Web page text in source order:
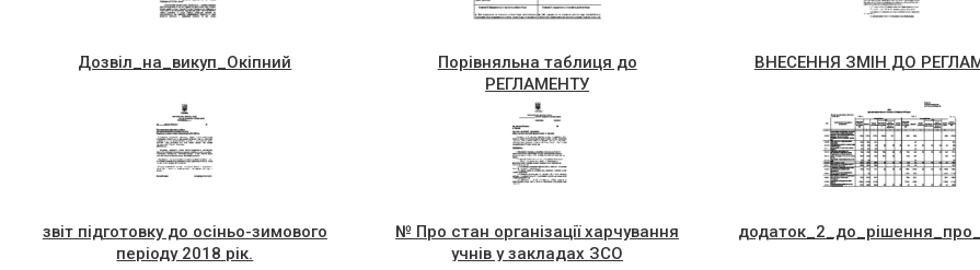
Дозвiл_на_викуп_Окiпний
Порівняльна таблиця до
РЕГЛАМЕНТУ
ВНЕСЕННЯ ЗМІН ДО
звіт підготовку до осіньо-зимового
періоду 2018 рік.
№ Про стан організації харчування
учнів у закладах ЗСО